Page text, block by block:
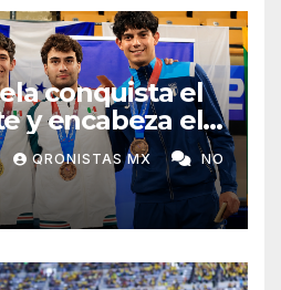
conquista el
y encabeza el
en Santo
QRONISTAS MX NO